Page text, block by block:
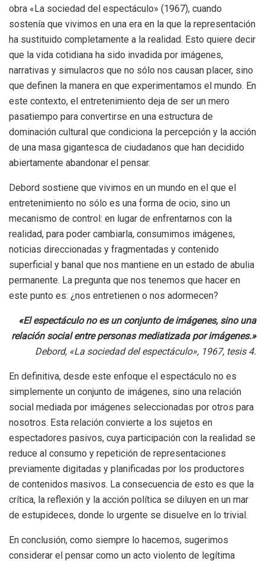
obra «La sociedad del espectáculo» (1967), cuando
sostenía que vivimos en una era en la que la representación
ha sustituido completamente a la realidad. Esto quiere decir
que la vida cotidiana ha sido invadida por imágenes,
narrativas y simulacros que no sólo nos causan placer, sino
que definen la manera en que experimentamos el mundo. En
este contexto, el entretenimiento deja de ser un mero
pasatiempo para convertirse en una estructura de
dominación cultural que condiciona la percepción y la acción
de una masa gigantesca de ciudadanos que han decidido
abiertamente abandonar el pensar.
Debord sostiene que vivimos en un mundo en el que el
entretenimiento no sólo es una forma de ocio, sino un
mecanismo de control: en lugar de enfrentarnos con la
realidad, para poder cambiarla, consumimos imágenes,
noticias direccionadas y fragmentadas y contenido
superficial y banal que nos mantiene en un estado de abulia
permanente. La pregunta que nos tenemos que hacer en
este punto es: ¿nos entretienen o nos adormecen?
«El espectáculo no es un conjunto de imágenes, sino una
relación social entre personas mediatizada por imágenes.»
Debord, «La sociedad del espectáculo», 1967, tesis 4.
En definitiva, desde este enfoque el espectáculo no es
simplemente un conjunto de imágenes, sino una relación
social mediada por imágenes seleccionadas por otros para
nosotros. Esta relación convierte a los sujetos en
espectadores pasivos, cuya participación con la realidad se
reduce al consumo y repetición de representaciones
previamente digitadas y planificadas por los productores
de contenidos masivos. La consecuencia de esto es que la
crítica, la reflexión y la acción política se diluyen en un mar
de estupideces, donde lo urgente se disuelve en lo trivial.
En conclusión, como siempre lo hacemos, sugerimos
considerar el pensar como un acto violento de legítima